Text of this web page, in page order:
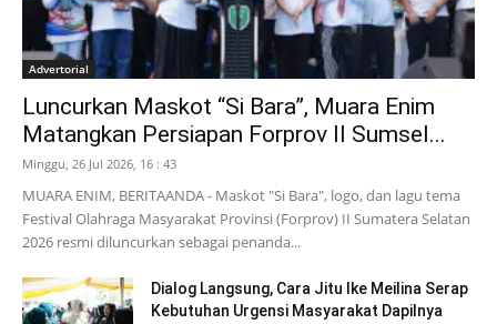
Advertorial
Luncurkan Maskot “Si Bara”, Muara Enim
Matangkan Persiapan Forprov II Sumsel...
Minggu, 26 Jul 2026, 16 : 43
MUARA ENIM, BERITAANDA - Maskot "Si Bara", logo, dan lagu tema
Festival Olahraga Masyarakat Provinsi (Forprov) II Sumatera Selatan
2026 resmi diluncurkan sebagai penanda...
Dialog Langsung, Cara Jitu Ike Meilina Serap
Kebutuhan Urgensi Masyarakat Dapilnya